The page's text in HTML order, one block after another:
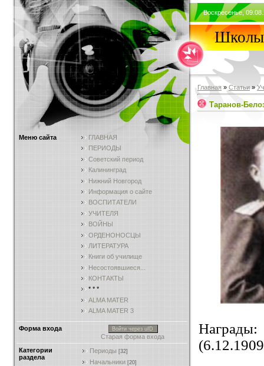
Меню сайта
ГЛАВНАЯ
ПЕРИОДЫ
Советский период
Калининград
Нижний Новгород
Информация о сайте
ВОСПИТАТЕЛИ
УЧИТЕЛЯ
ВОЙНЫ
ОРДЕНОНОСЦЫ
ЛИТЕРАТУРА
Книги об училище
Несостоявшиеся...
КОНТАКТЫ
* * *
ALMA MATER
ALMA MATER 3
Форма входа Войти через uID
Старая форма входа
Категории
раздела
Периоды [32]
Начальники [20]
Воскресенье,
Школы
Главная » Статьи »
Таранов-